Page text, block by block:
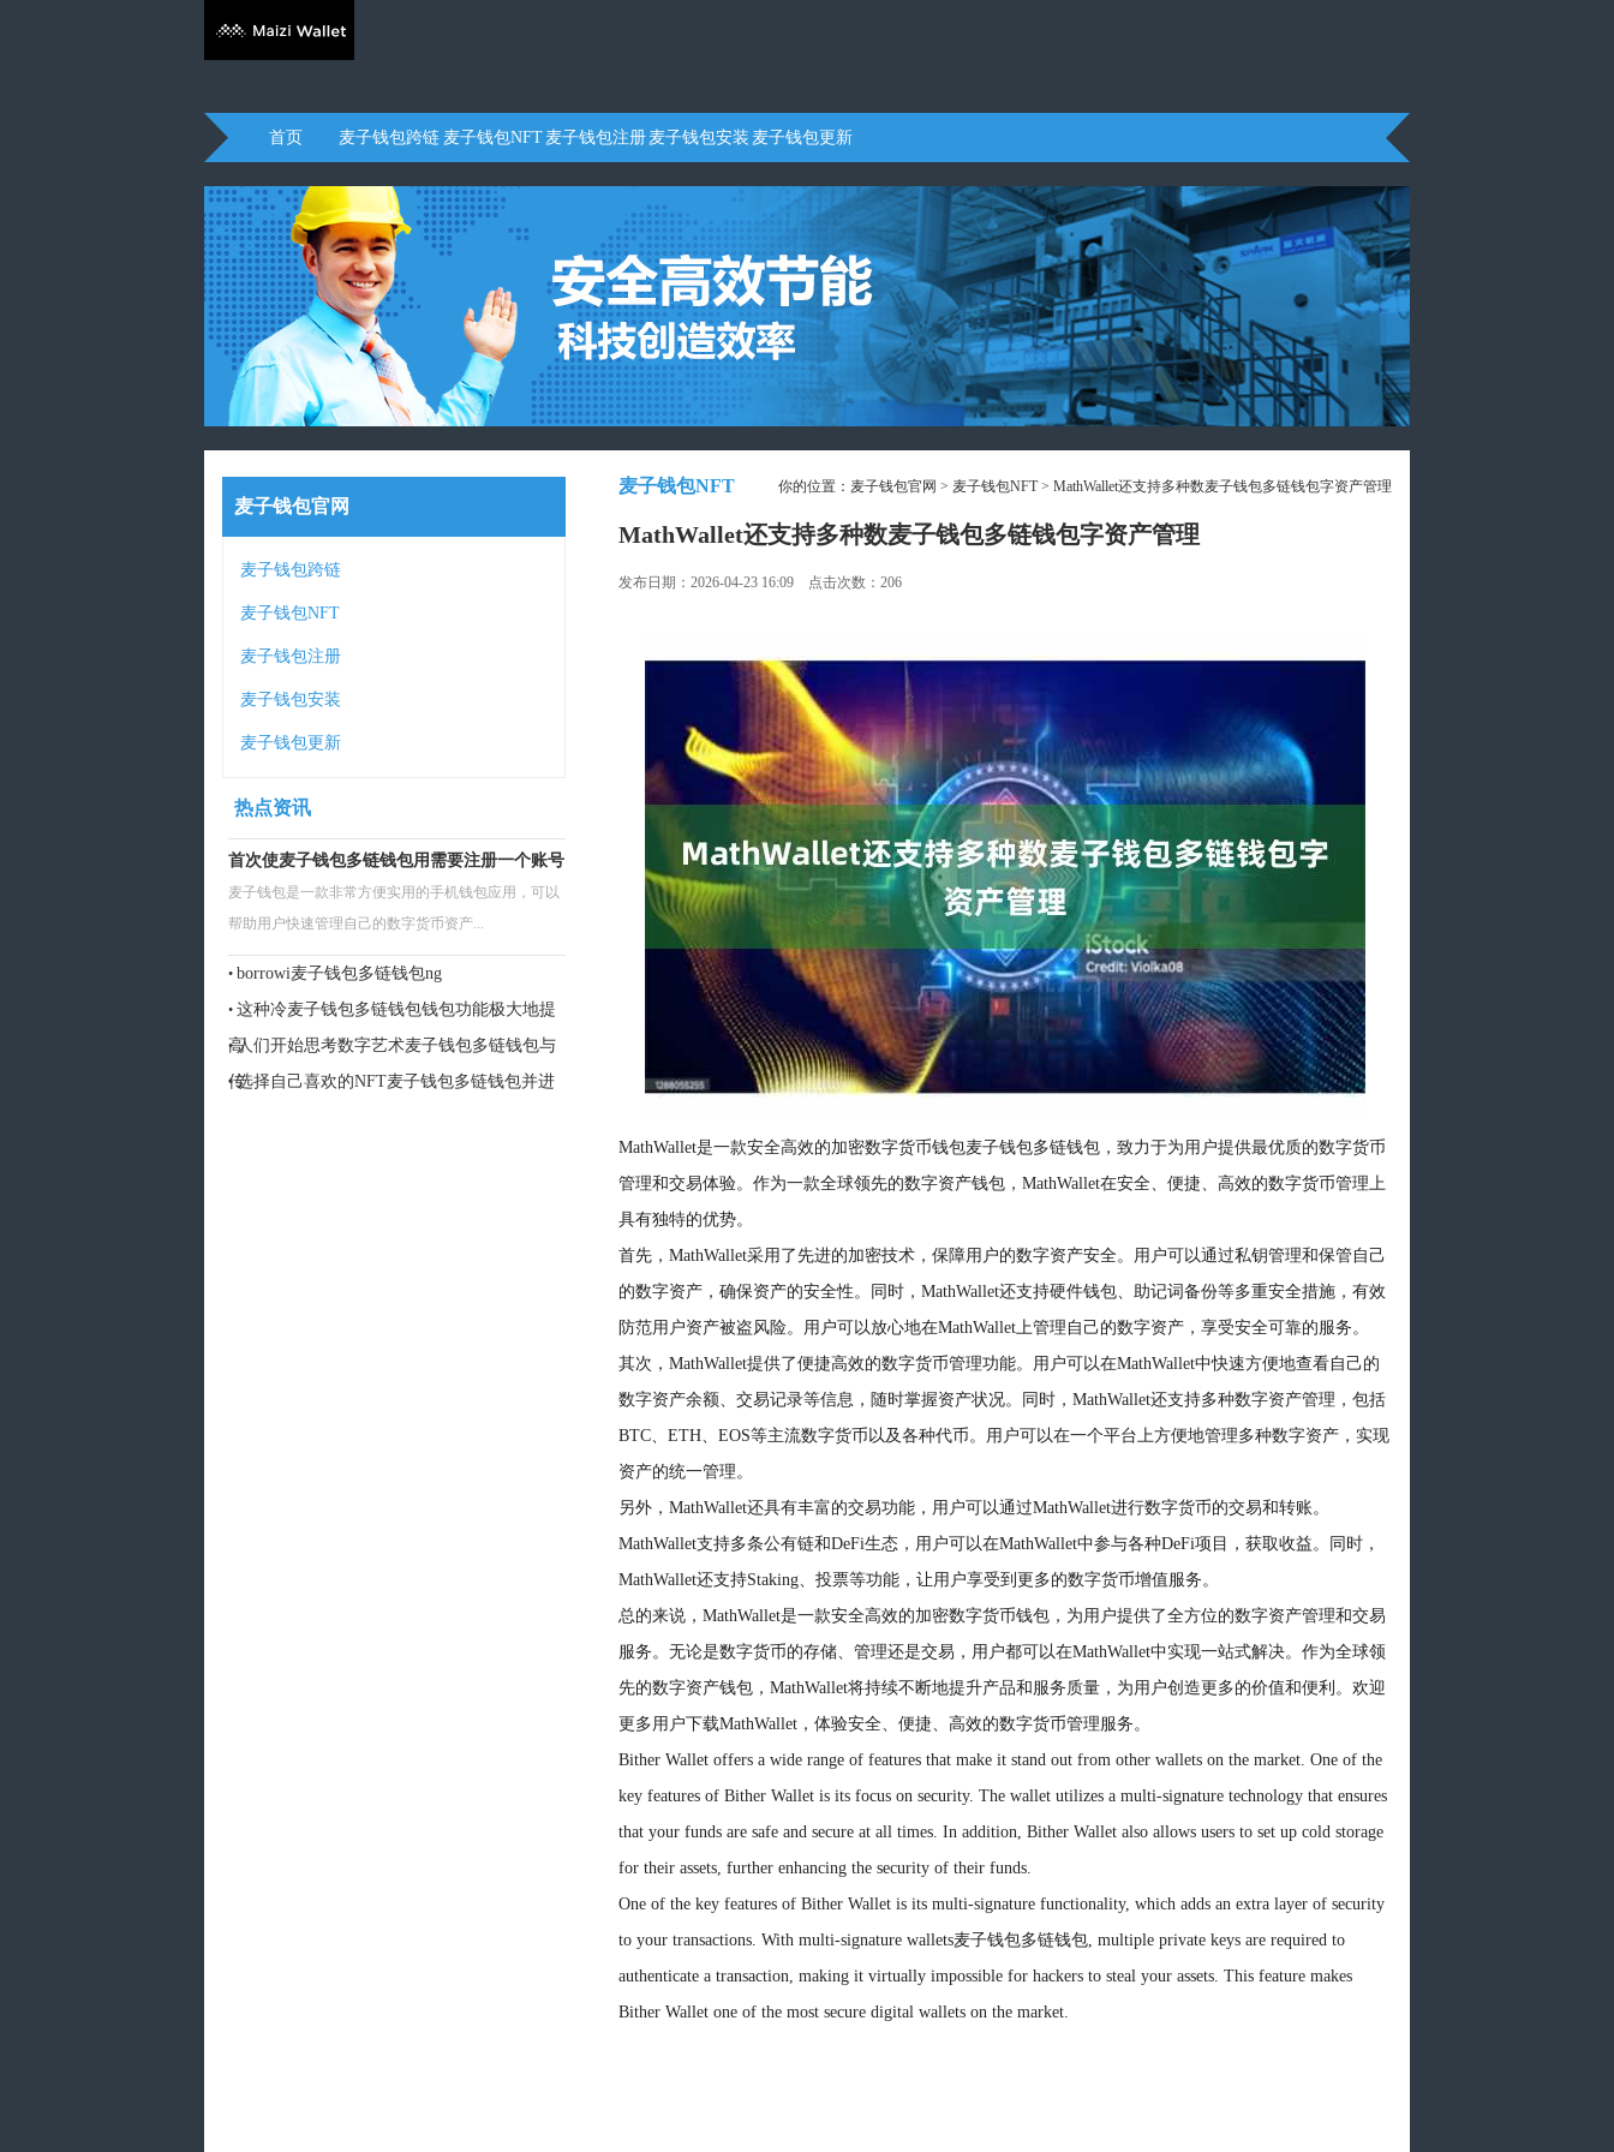
首页 麦子钱包跨链 麦子钱包NFT 麦子钱包注册 麦子钱包安装 麦子钱包更新
麦子钱包官网
麦子钱包跨链
麦子钱包NFT
麦子钱包注册
麦子钱包安装
麦子钱包更新
热点资讯
首次使麦子钱包多链钱包用需要注册一个账号
麦子钱包是一款非常方便实用的手机钱包应用，可以
帮助用户快速管理自己的数字货币资产...
• borrowi麦子钱包多链钱包ng
• 这种冷麦子钱包多链钱包钱包功能极大地提
高
•人们开始思考数字艺术麦子钱包多链钱包与
传
•选择自己喜欢的NFT麦子钱包多链钱包并进
麦子钱包NFT 你的位置： 麦子钱包官网 > 麦子钱包NFT> MathWallet还支持多种数麦子钱包多链钱包字资产管理
MathWallet还支持多种数麦子钱包多链钱包字资产管理
发布日期：2026-04-23 16:09 点击次数：206
MathWallet是一款安全高效的加密数字货币钱包麦子钱包多链钱包，致力于为用户提供最优质的数字货币
管理和交易体验。作为一款全球领先的数字资产钱包，MathWallet在安全、便捷、高效的数字货币管理上
具有独特的优势。
首先，MathWallet采用了先进的加密技术，保障用户的数字资产安全。用户可以通过私钥管理和保管自己
的数字资产，确保资产的安全性。同时，MathWallet还支持硬件钱包、助记词备份等多重安全措施，有效
防范用户资产被盗风险。用户可以放心地在MathWallet上管理自己的数字资产，享受安全可靠的服务。
其次，MathWallet提供了便捷高效的数字货币管理功能。用户可以在MathWallet中快速方便地查看自己的
数字资产余额、交易记录等信息，随时掌握资产状况。同时，MathWallet还支持多种数字资产管理，包括
BTC、ETH、EOS等主流数字货币以及各种代币。用户可以在一个平台上方便地管理多种数字资产，实现
资产的统一管理。
另外，MathWallet还具有丰富的交易功能，用户可以通过MathWallet进行数字货币的交易和转账。
MathWallet支持多条公有链和DeFi生态，用户可以在MathWallet中参与各种DeFi项目，获取收益。同时，
MathWallet还支持Staking、投票等功能，让用户享受到更多的数字货币增值服务。
总的来说，MathWallet是一款安全高效的加密数字货币钱包，为用户提供了全方位的数字资产管理和交易
服务。无论是数字货币的存储、管理还是交易，用户都可以在MathWallet中实现一站式解决。作为全球领
先的数字资产钱包，MathWallet将持续不断地提升产品和服务质量，为用户创造更多的价值和便利。欢迎
更多用户下载MathWallet，体验安全、便捷、高效的数字货币管理服务。
Bither Wallet offers a wide range of features that make it stand out from other wallets on the market. One of the
key features of Bither Wallet is its focus on security. The wallet utilizes a multi-signature technology that ensures
that your funds are safe and secure at all times. In addition, Bither Wallet also allows users to set up cold storage
for their assets, further enhancing the security of their funds.
One of the key features of Bither Wallet is its multi-signature functionality, which adds an extra layer of security
to your transactions. With multi-signature wallets麦子钱包多链钱包, multiple private keys are required to
authenticate a transaction, making it virtually impossible for hackers to steal your assets. This feature makes
Bither Wallet one of the most secure digital wallets on the market.